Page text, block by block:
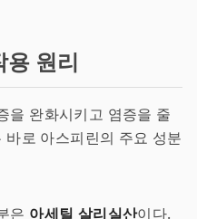
용 원리
을 완화시키고 염증을 줄
로 아스피린의 주요 성분
은 아세틸 살리실산이다.